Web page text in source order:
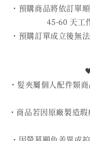
・預購商品將依訂單
45-60 天工
・預購訂單成立後無
・髮夾屬個人配件類
・商品若因原廠製造